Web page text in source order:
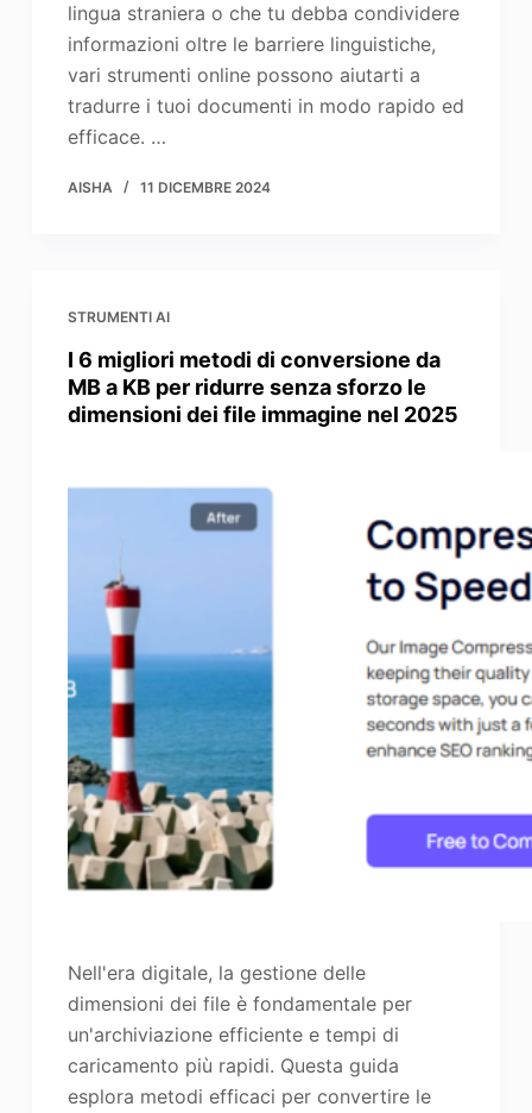
lingua straniera o che tu debba condividere
informazioni oltre le barriere linguistiche,
vari strumenti online possono aiutarti a
tradurre i tuoi documenti in modo rapido ed
efficace. …
AISHA 11 DICEMBRE 2024
STRUMENTI AI
I 6 migliori metodi di conversione da
MB a KB per ridurre senza sforzo le
dimensioni dei file immagine nel 2025
Nell'era digitale, la gestione delle
dimensioni dei file è fondamentale per
un'archiviazione efficiente e tempi di
caricamento più rapidi. Questa guida
esplora metodi efficaci per convertire le